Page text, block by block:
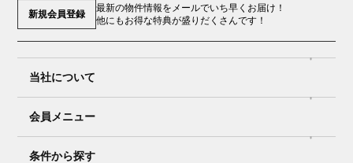
新規会員登録
最新の物件情報をメールでいち早くお届け！
他にもお得な特典が盛りだくさんです！
当社について
会員メニュー
条件から探す